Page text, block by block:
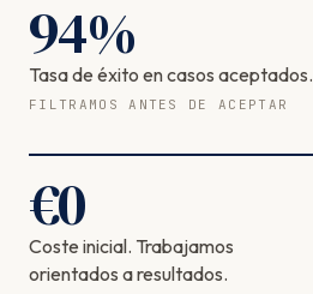
94%
Tasa de éxito en casos aceptados.
FILTRAMOS ANTES DE ACEPTAR
€0
Coste inicial. Trabajamos
orientados a resultados.